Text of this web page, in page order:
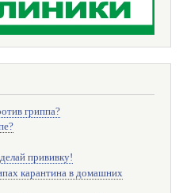
гриппа?
прививку!
карантина в домашних